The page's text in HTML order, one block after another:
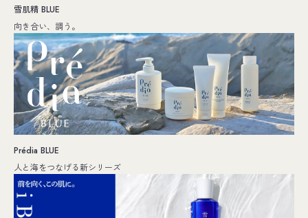
雪肌精 BLUE
向き合い、調う。
Prédia BLUE
人と海をつなげる新シリーズ